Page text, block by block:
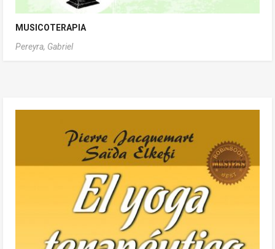
MUSICOTERAPIA
Pereyra, Gabriel